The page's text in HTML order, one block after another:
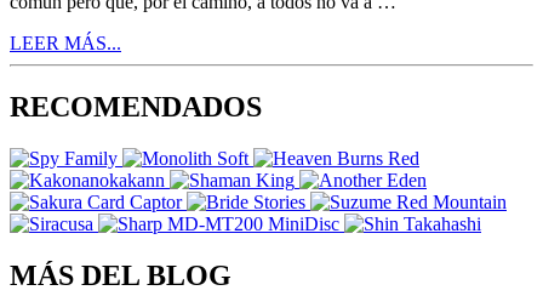
LEER MÁS...
RECOMENDADOS
MÁS DEL BLOG